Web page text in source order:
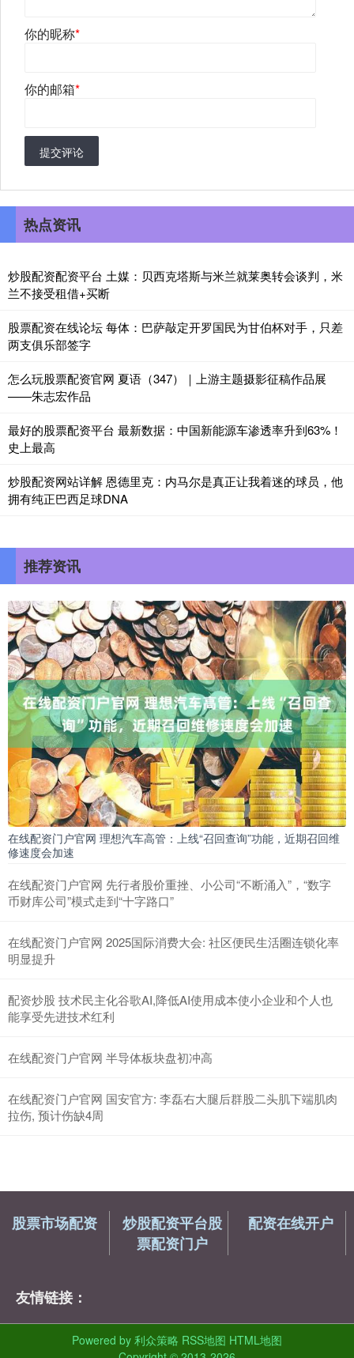
你的昵称*
你的邮箱*
提交评论
热点资讯
炒股配资配资平台 土媒：贝西克塔斯与米兰就莱奥转会谈判，米
兰不接受租借+买断
股票配资在线论坛 每体：巴萨敲定开罗国民为甘伯杯对手，只差
两支俱乐部签字
怎么玩股票配资官网 夏语（347）｜上游主题摄影征稿作品展
——朱志宏作品
最好的股票配资平台 最新数据：中国新能源车渗透率升到63%！
史上最高
炒股配资网站详解 恩德里克：内马尔是真正让我着迷的球员，他
拥有纯正巴西足球DNA
推荐资讯
在线配资门户官网 理想汽车高管：上线“召回查询”功能，近期召回维
修速度会加速
在线配资门户官网 先行者股价重挫、小公司“不断涌入”，“数字
币财库公司”模式走到“十字路口”
在线配资门户官网 2025国际消费大会: 社区便民生活圈连锁化率
明显提升
配资炒股 技术民主化谷歌AI,降低AI使用成本使小企业和个人也
能享受先进技术红利
在线配资门户官网 半导体板块盘初冲高
在线配资门户官网 国安官方: 李磊右大腿后群股二头肌下端肌肉
拉伤, 预计伤缺4周
股票市场配资
炒股配资平台股
票配资门户
配资在线开户
友情链接：
Powered by 利众策略 RSS地图 HTML地图